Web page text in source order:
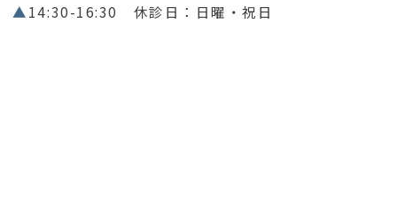
▲14:30-16:30 休診日：日曜・祝日